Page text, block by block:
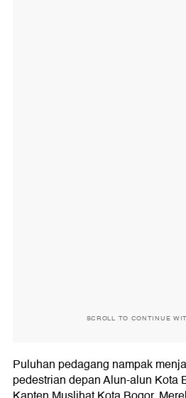
SCROLL TO CONTINUE
Puluhan pedagang nampak
pedestrian depan Alun-alun Kota